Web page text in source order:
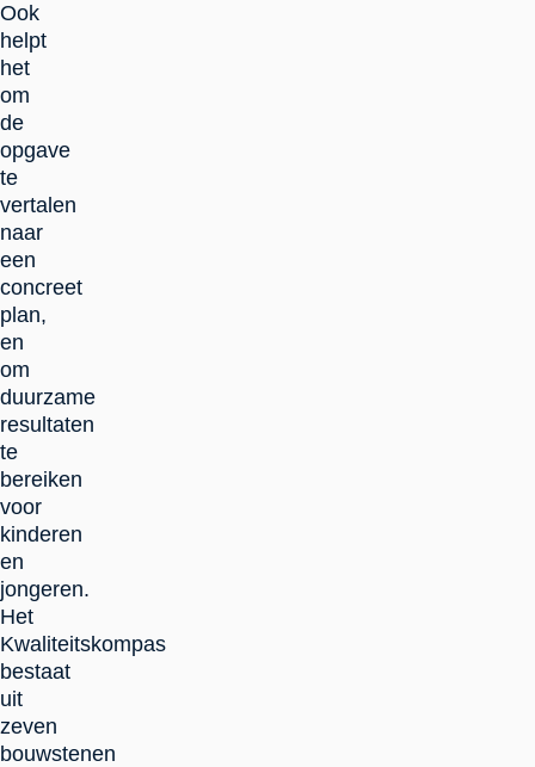
Ook
helpt
het
om
de
opgave
te
vertalen
naar
een
concreet
plan,
en
om
duurzame
resultaten
te
bereiken
voor
kinderen
en
jongeren.
Het
Kwaliteitskompas
bestaat
uit
zeven
bouwstenen